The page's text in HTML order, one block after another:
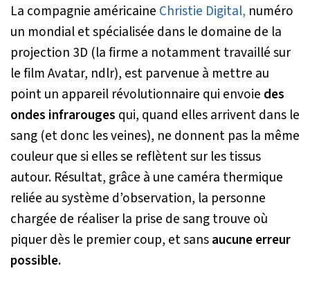
La compagnie américaine Christie Digital, numéro
un mondial et spécialisée dans le domaine de la
projection 3D (la firme a notamment travaillé sur
le film Avatar, ndlr), est parvenue à mettre au
point un appareil révolutionnaire qui envoie des
ondes infrarouges qui, quand elles arrivent dans le
sang (et donc les veines), ne donnent pas la même
couleur que si elles se reflètent sur les tissus
autour. Résultat, grâce à une caméra thermique
reliée au système d’observation, la personne
chargée de réaliser la prise de sang trouve où
piquer dès le premier coup, et sansaucune erreur
possible.